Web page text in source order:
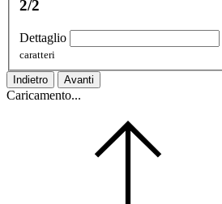
2/2
Dettaglio
caratteri
Indietro Avanti
Caricamento...